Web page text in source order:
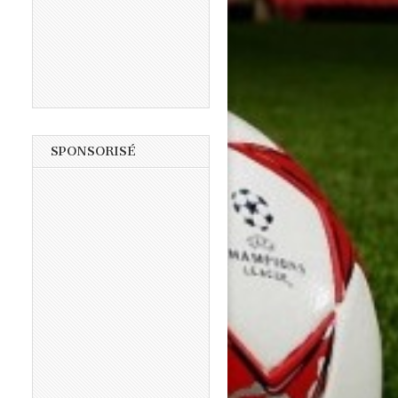
SPONSORISÉ